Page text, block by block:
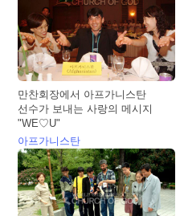
만찬회장에서 아프가니스탄
선수가 보내는 사랑의 메시지
"WE♡U"
아프가니스탄